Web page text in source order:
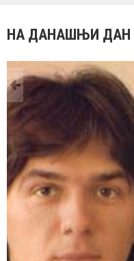
НА ДАНАШЊИ ДАН
РОЂЕН ЈЕ ГЛУМАЦ